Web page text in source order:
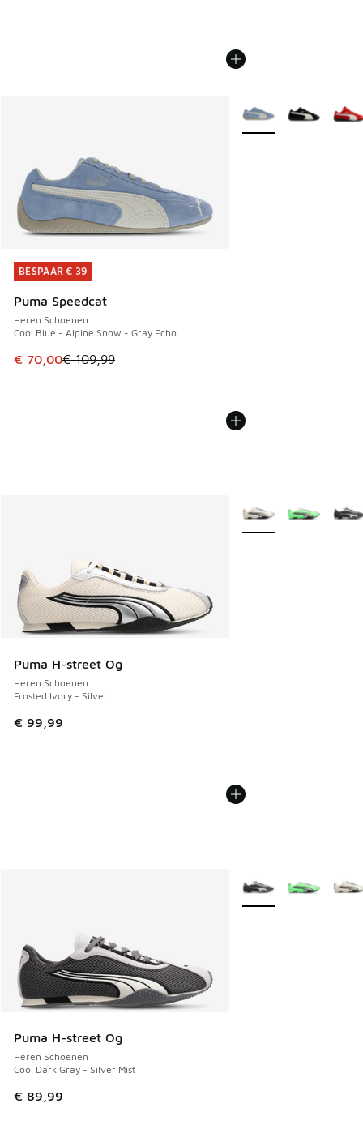
BESPAAR € 39
Puma Speedcat
Heren Schoenen
Cool Blue - Alpine Snow - Gray Echo
Dit artikel is in de uitverkoop. Dit artikel is in de
€ 70,00€ 109,99
BESPAAR € 39
Meer kleuren
Puma H-street Og
Heren Schoenen
Frosted Ivory - Silver
€ 99,99
Meer kleuren
Puma H-street Og
Heren Schoenen
Cool Dark Gray - Silver Mist
€ 89,99
Meer kleuren